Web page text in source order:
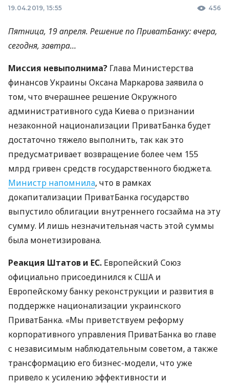
19.04.2019, 15:55 456
Пятница, 19 апреля. Решение по ПриватБанку: вчера,
сегодня, завтра…
Миссия невыполнима? Глава Министерства
финансов Украины Оксана Маркарова заявила о
том, что вчерашнее решение Окружного
административного суда Киева о признании
незаконной национализации ПриватБанка будет
достаточно тяжело выполнить, так как это
предусматривает возвращение более чем 155
млрд гривен средств государственного бюджета.
Министр напомнила, что в рамках
докапитализации ПриватБанка государство
выпустило облигации внутреннего госзайма на эту
сумму. И лишь незначительная часть этой суммы
была монетизирована.
Реакция Штатов и ЕС. Европейский Союз
официально присоединился кСША и
Европейскому банку реконструкции и развития в
поддержке национализации украинского
ПриватБанка. «Мы приветствуем реформу
корпоративного управления ПриватБанка во главе
с независимым наблюдательным советом, а также
трансформацию его бизнес-модели, что уже
привело к усилению эффективности и